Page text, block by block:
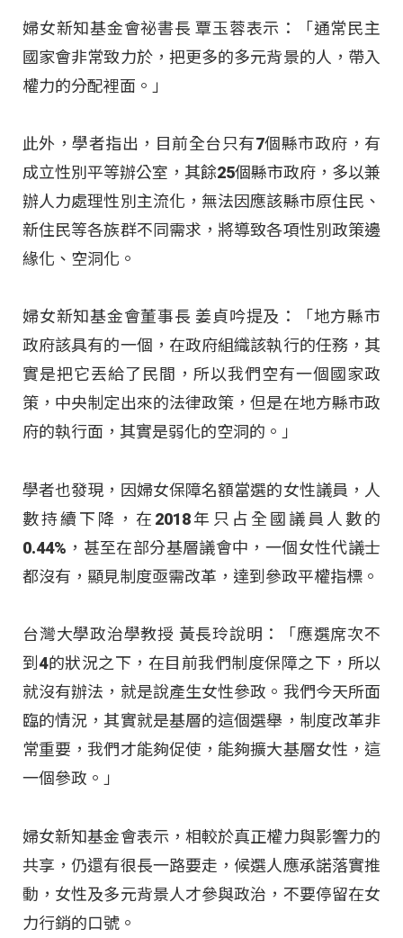
婦女新知基金會祕書長 覃玉蓉表示：「通常民主
國家會非常致力於，把更多的多元背景的人，帶入
權力的分配裡面。」
此外，學者指出，目前全台只有7個縣市政府，有
成立性別平等辦公室，其餘25個縣市政府，多以兼
辦人力處理性別主流化，無法因應該縣市原住民、
新住民等各族群不同需求，將導致各項性別政策邊
緣化、空洞化。
婦女新知基金會董事長 姜貞吟提及：「地方縣市
政府該具有的一個，在政府組織該執行的任務，其
實是把它丟給了民間，所以我們空有一個國家政
策，中央制定出來的法律政策，但是在地方縣市政
府的執行面，其實是弱化的空洞的。」
學者也發現，因婦女保障名額當選的女性議員，人
數持續下降，在2018年只占全國議員人數的
0.44%，甚至在部分基層議會中，一個女性代議士
都沒有，顯見制度亟需改革，達到參政平權指標。
台灣大學政治學教授 黃長玲說明：「應選席次不
到4的狀況之下，在目前我們制度保障之下，所以
就沒有辦法，就是說產生女性參政。我們今天所面
臨的情況，其實就是基層的這個選舉，制度改革非
常重要，我們才能夠促使，能夠擴大基層女性，這
一個參政。」
婦女新知基金會表示，相較於真正權力與影響力的
共享，仍還有很長一路要走，候選人應承諾落實推
動，女性及多元背景人才參與政治，不要停留在女
力行銷的口號。